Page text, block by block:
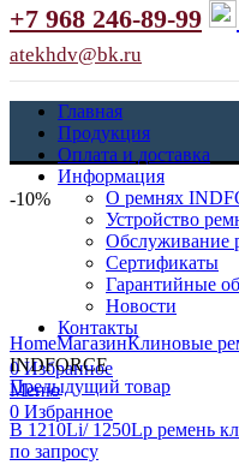
+7 968 246-89-99
atekhdv@bk.ru
Главная
Продукция
Оплата и доставка
Информация
О ремнях
Устройство
Обслуживание
Сертификаты
Гарантийные
Новости
Контакты
0Избранное
Меню
0 Избранное
-10%
Увеличить
HomeМагазинКлиновые
INDFORCE
Предыдущий товар
B 1210Li/ 1250Lp ремень
по запросу